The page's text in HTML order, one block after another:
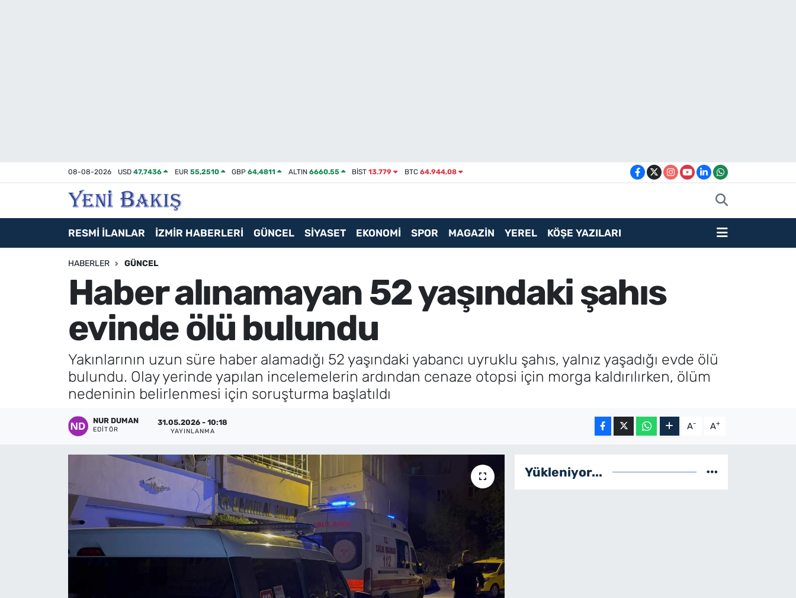
08-08-2026 USD47,7436 EUR 55,2510 GBP64,4811 ALTIN 6660.55 BİST13.779 BTC 64.944,08
RESMİ İLANLAR İZMİR HABERLERİ GÜNCEL SİYASET EKONOMİ SPOR MAGAZİN YEREL KÖŞE YAZILARI
HABERLER GÜNCEL
Haber alınamayan 52 yaşındaki şahıs
evinde ölü bulundu
Yakınlarının uzun süre haber alamadığı 52 yaşındaki yabancı uyruklu şahıs, yalnız yaşadığı evde ölü
bulundu. Olay yerinde yapılan incelemelerin ardından cenaze otopsi için morga kaldırılırken, ölüm
nedeninin belirlenmesi için soruşturma başlatıldı
NUR DUMAN
EDITÖR
31.05.2026 - 10:18
YAYINLANMA A- A+
Yükleniyor...
Asayiş / Polis-Adliye
Magazin